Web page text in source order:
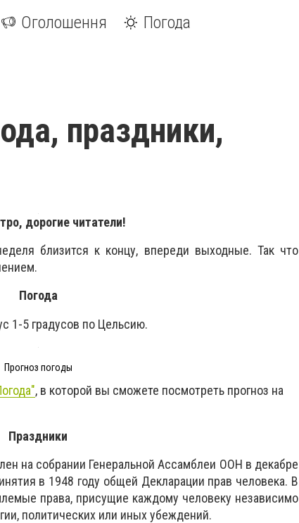
Оголошення Погода
праздники,
дорогие читатели!
близится к концу, впереди выходные. Так что
Погода
1-5 градусов по Цельсию.
Прогноз погоды
, в которой вы сможете посмотреть прогноз на
Праздники
на собрании Генеральной Ассамблеи ООН в декабре
в 1948 году общей Декларации прав человека. В
права, присущие каждому человеку независимо
политических или иных убеждений.